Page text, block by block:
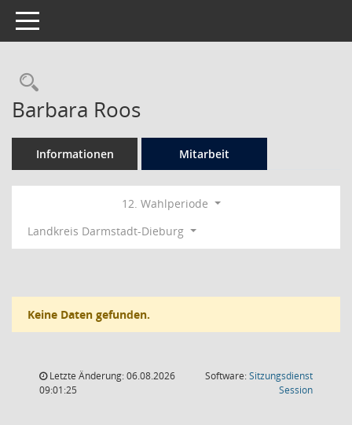
Toggle navigation
Rechercheauswahl
Barbara Roos
Informationen Mitarbeit
12. Wahlperiode
Landkreis Darmstadt-Dieburg
Keine Daten gefunden.
Letzte Änderung: 06.08.2026
09:01:25
Software:Sitzungsdienst
Session(Wird in